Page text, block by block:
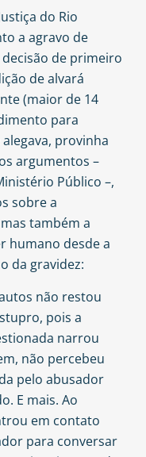
do Rio
a agravo de
de primeiro
de alvará
(maior de 14
para
provinha
argumentos –
Público –,
sobre a
também a
humano desde a
da gravidez:
não restou
pois a
narrou
não percebeu
pelo abusador
E mais. Ao
em contato
para conversar